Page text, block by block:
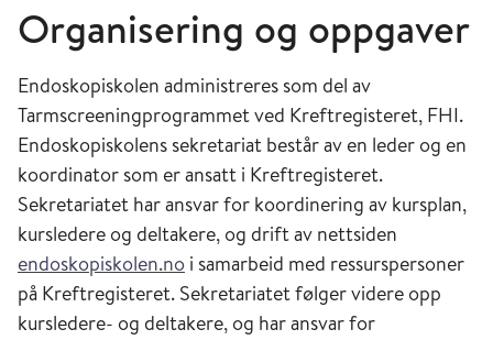
Organisering og oppgaver
Endoskopiskolen administreres som del av
Tarmscreeningprogrammet ved Kreftregisteret, FHI.
Endoskopiskolens sekretariat består av en leder og en
koordinator som er ansatt i Kreftregisteret.
Sekretariatet har ansvar for koordinering av kursplan,
kursledere og deltakere, og drift av nettsiden
endoskopiskolen.no i samarbeid med ressurspersoner
på Kreftregisteret. Sekretariatet følger videre opp
kursledere- og deltakere, og har ansvar for